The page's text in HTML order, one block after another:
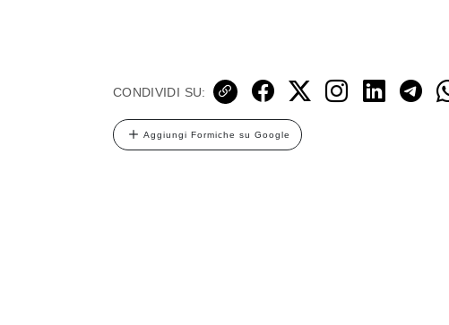
CONDIVIDI SU:
Aggiungi Formiche su Google